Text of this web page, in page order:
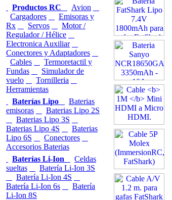
Productos RC
Avion
Cargadores
Emisoras y
Rx
Servos
Motor /
Regulador / Hélice
Electronica Auxiliar
Conectores y Adaptadores
Cables
Termoretactil y
Fundas
Simulador de
vuelo
Tornilleria
Herramientas
Baterías Lipo
Baterias
emisoras
Baterias Lipo 2S
Baterias Lipo 3S
Baterias Lipo 4S
Baterias
Lipo 6S
Conectores
Accesorios Baterias
Baterías Li-Ion
Celdas
sueltas
Batería Li-Ion 3S
Batería Li-Ion 4S
Batería Li-Ion 6s
Batería
Li-Ion 8S